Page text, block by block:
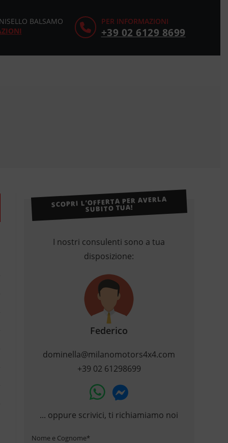
PER INFORMAZIONI
+39 02 6129 8699
BALSAMO
SCOPRI L’OFFERTA PER AVERLA
SUBITO TUA!
I nostri consulenti sono a tua
disposizione:
Federico
dominella@milanomotors4x4.com
+39 02 61298699
... oppure scrivici, ti richiamiamo noi
Nome e Cognome*